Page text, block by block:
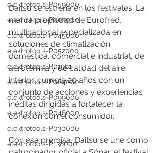
elektrotools-P059000
elektrotools-P002000
elektrotools-P045000
elektrotools-P052000
elektrotools-P01961
elektrotools-P064000
elektrotools-P099000
elektrotools-P046000
elektrotools-P030000
elektrotools-P138000
Daitsu se estrena en los festivales. La
marca propiedad de Eurofred,
multinacional especializada en
soluciones de climatización
doméstica, comercial e industrial, de
aerotermia y de calidad del aire
interior, cumple 20 años con un
conjunto de acciones y experiencias
inéditas dirigidas a fortalecer la
conexión con el consumidor.
Con esa premisa, Daitsu se une como